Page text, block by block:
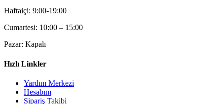
Haftaiçi: 9:00-19:00
Cumartesi: 10:00 – 15:00
Pazar: Kapalı
Hızlı Linkler
Yardım Merkezi
Hesabım
Sipariş Takibi